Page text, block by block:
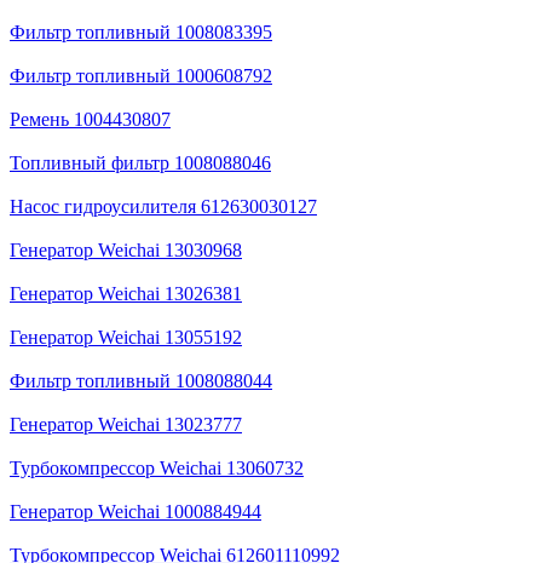
Фильтр топливный 1008083395
Фильтр топливный 1000608792
Ремень 1004430807
Топливный фильтр 1008088046
Насос гидроусилителя 612630030127
Генератор Weichai 13030968
Генератор Weichai 13026381
Генератор Weichai 13055192
Фильтр топливный 1008088044
Генератор Weichai 13023777
Турбокомпрессор Weichai 13060732
Генератор Weichai 1000884944
Турбокомпрессор Weichai 612601110992